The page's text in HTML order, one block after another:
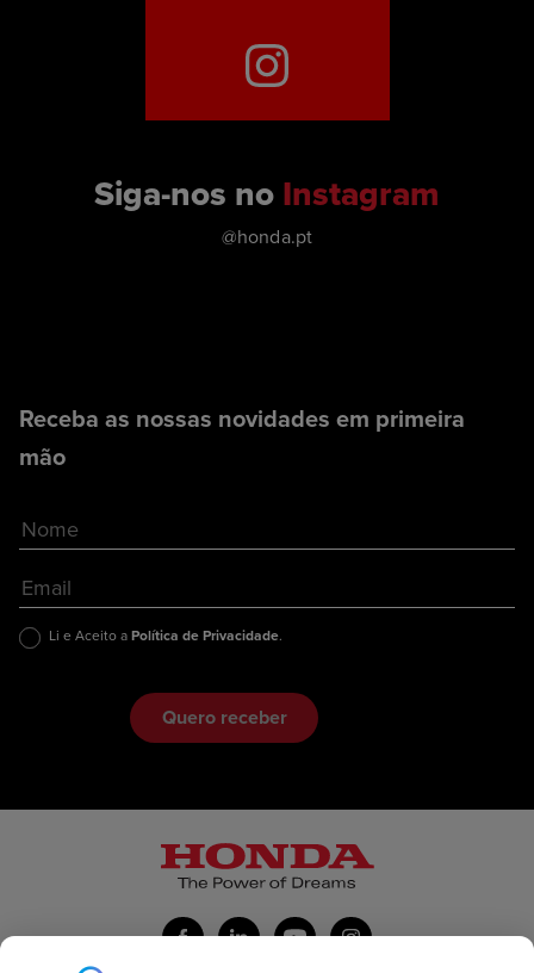
Siga-nos no Instagram
@honda.pt
Receba as nossas novidades em primeira
mão
Li e Aceito a Política de Privacidade.